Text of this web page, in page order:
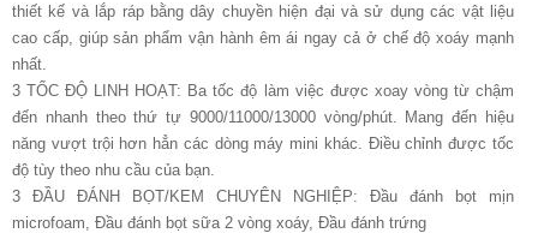
thiết kế và lắp ráp bằng dây chuyền hiện đại và sử dụng các vật liệu
cao cấp, giúp sản phẩm vận hành êm ái ngay cả ở chế độ xoáy mạnh
nhất.
3 TỐC ĐỘ LINH HOẠT: Ba tốc độ làm việc được xoay vòng từ chậm
đến nhanh theo thứ tự 9000/11000/13000 vòng/phút. Mang đến hiệu
năng vượt trội hơn hẳn các dòng máy mini khác. Điều chỉnh được tốc
độ tùy theo nhu cầu của bạn.
3 ĐẦU ĐÁNH BỌT/KEM CHUYÊN NGHIỆP: Đầu đánh bọt mịn
microfoam, Đầu đánh bọt sữa 2 vòng xoáy, Đầu đánh trứng